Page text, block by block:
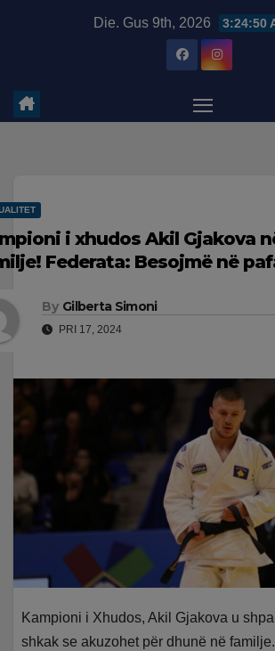
Die. Gus 9th, 2026 3:24:51
i xhudos Akil Gjakova
Federata: Besojmë në
By Gilberta Simoni
PRI 17, 2024
Kampioni i Xhudos, Akil Gjakova u
shkak se akuzohet për dhunë në